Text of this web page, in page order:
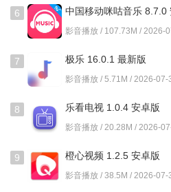
3、支持离线下载，让你可以在没
继续追剧，随时随地都能享受精彩
4、轻松注册和登录，快速融入这
5、为您提供全程无广告的观看
片的世界中，享受纯粹而连贯的视
1、首先打开剧好看APP，进入
的】选项。
6
中国移动咪咕音乐 8.7.0
卓版
影音播放 / 107.73M / 2026-
7 极乐 16.0.1 最新版
影音播放 / 5.71M / 2026-07-
8 乐看电视 1.0.4 安卓版
影音播放 / 20.28M / 2026-
9 橙心视频 1.2.5 安卓版
影音播放 / 38.5M / 2026-07-